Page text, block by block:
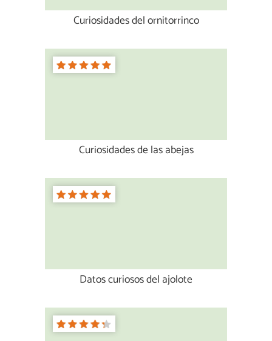
Curiosidades del ornitorrinco
Curiosidades de las abejas
Datos curiosos del ajolote